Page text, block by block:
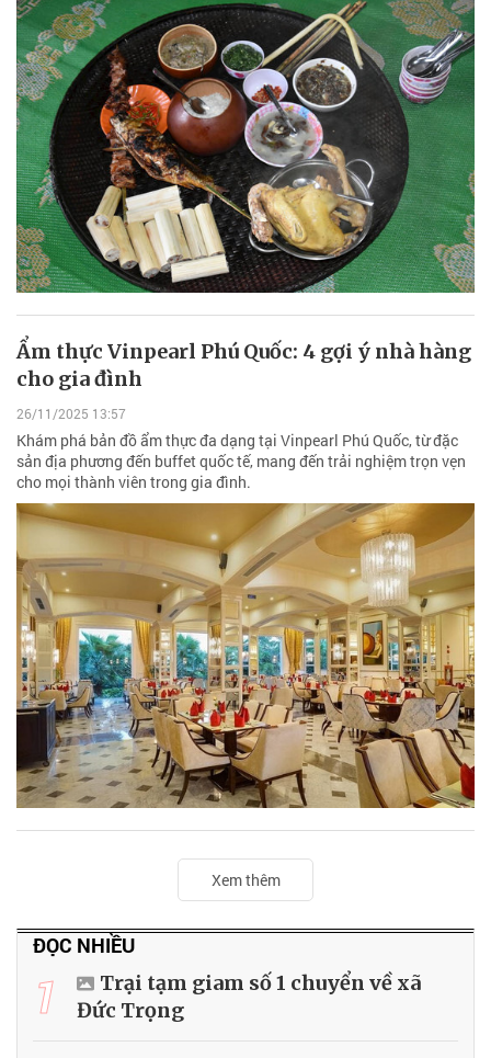
Ẩm thực Vinpearl Phú Quốc: 4 gợi ý nhà hàng
cho gia đình
26/11/2025 13:57
Khám phá bản đồ ẩm thực đa dạng tại Vinpearl Phú Quốc, từ đặc
sản địa phương đến buffet quốc tế, mang đến trải nghiệm trọn vẹn
cho mọi thành viên trong gia đình.
Xem thêm
ĐỌC NHIỀU
1
Trại tạm giam số 1 chuyển về xã
Đức Trọng